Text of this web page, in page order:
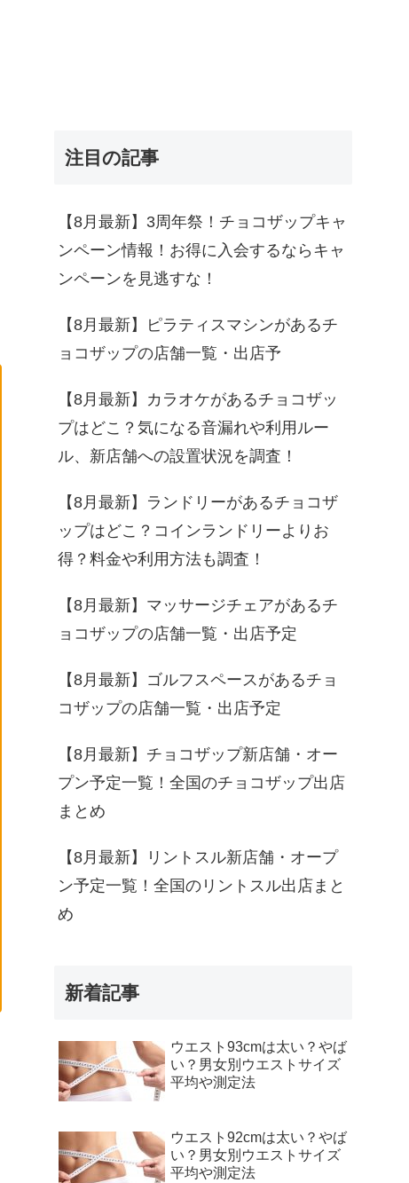
注目の記事
【8月最新】3周年祭！チョコザップキャ
ンペーン情報！お得に入会するならキャ
ンペーンを見逃すな！
【8月最新】ピラティスマシンがあるチ
ョコザップの店舗一覧・出店予
【8月最新】カラオケがあるチョコザッ
プはどこ？気になる音漏れや利用ルー
ル、新店舗への設置状況を調査！
【8月最新】ランドリーがあるチョコザ
ップはどこ？コインランドリーよりお
得？料金や利用方法も調査！
【8月最新】マッサージチェアがあるチ
ョコザップの店舗一覧・出店予定
【8月最新】ゴルフスペースがあるチョ
コザップの店舗一覧・出店予定
【8月最新】チョコザップ新店舗・オー
プン予定一覧！全国のチョコザップ出店
まとめ
【8月最新】リントスル新店舗・オープ
ン予定一覧！全国のリントスル出店まと
め
新着記事
ウエスト93cmは太い？やば
い？男女別ウエストサイズ
平均や測定法
ウエスト92cmは太い？やば
い？男女別ウエストサイズ
平均や測定法